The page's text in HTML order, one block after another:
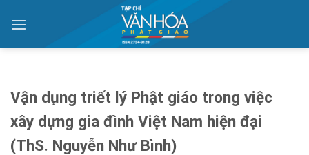
Vận dụng triết lý Phật giáo trong việc
xây dựng gia đình Việt Nam hiện đại
(ThS. Nguyễn Như Bình)